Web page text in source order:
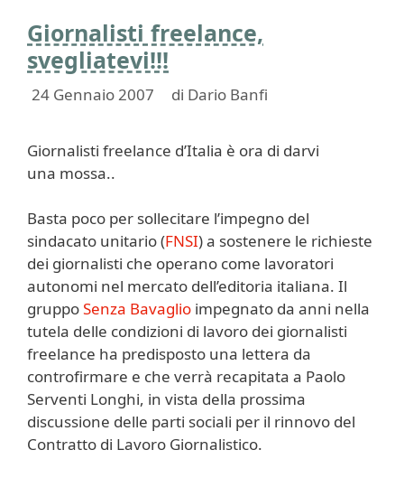
Giornalisti freelance,
svegliatevi!!!
24 Gennaio 2007 di Dario Banfi
Giornalisti freelance d’Italia è ora di darvi
una mossa..
Basta poco per sollecitare l’impegno del
sindacato unitario (FNSI) a sostenere le richieste
dei giornalisti che operano come lavoratori
autonomi nel mercato dell’editoria italiana. Il
gruppoSenza Bavaglio impegnato da anni nella
tutela delle condizioni di lavoro dei giornalisti
freelance ha predisposto una lettera da
controfirmare e che verrà recapitata a Paolo
Serventi Longhi, in vista della prossima
discussione delle parti sociali per il rinnovo del
Contratto di Lavoro Giornalistico.